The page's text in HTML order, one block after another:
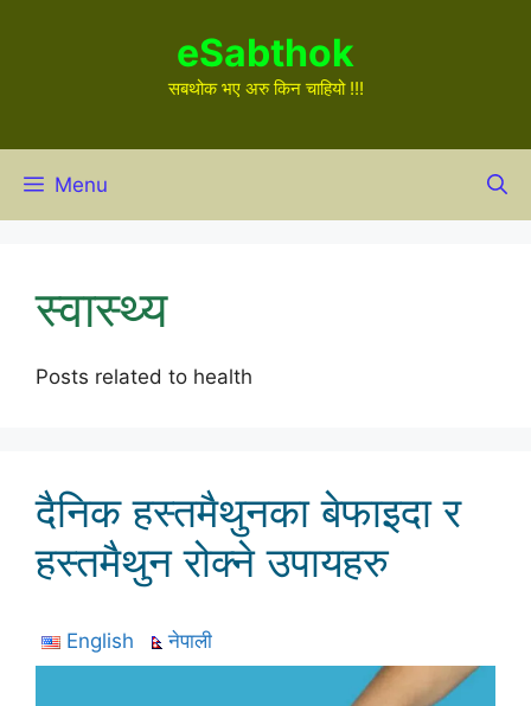
eSabthok
सबथोक भए अरु किन चाहियो !!!
Menu
स्वास्थ्य
Posts related to health
दैनिक हस्तमैथुनका बेफाइदा र
हस्तमैथुन रोक्ने उपायहरु
English नेपाली